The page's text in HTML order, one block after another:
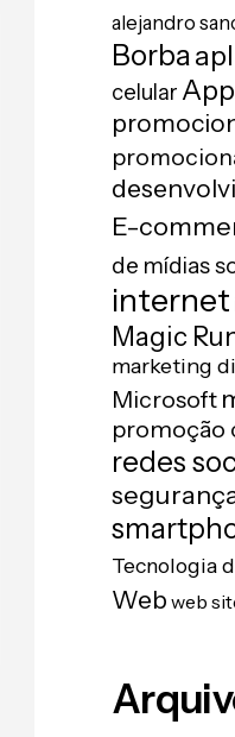
alejandro
Borba
celular
E-
de mídias
internet
Magic
marketing
Microsoft
promoção
redes
Tecnologia
Web web